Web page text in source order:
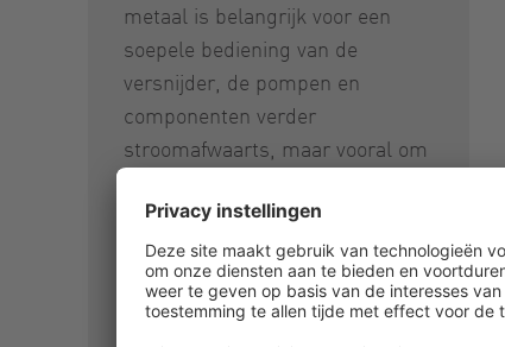
metaal is belangrijk voor een
soepele bediening van de
versnijder, de pompen en
componenten verder
stroomafwaarts, maar vooral om
en verstoppingen veroorzaken.
Elke RotaCut is daarom
uitgerust met een geïntegreerde
separator voor zwaar materiaal.